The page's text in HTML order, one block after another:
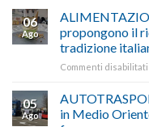
06
Ago
propongono il
tradizione
Commenti disabilitati
05
Ago
in Medio